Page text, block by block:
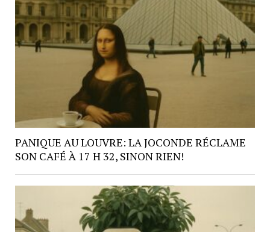
PANIQUE AU LOUVRE: LA JOCONDE RÉCLAME
SON CAFÉ À 17 H 32, SINON RIEN!